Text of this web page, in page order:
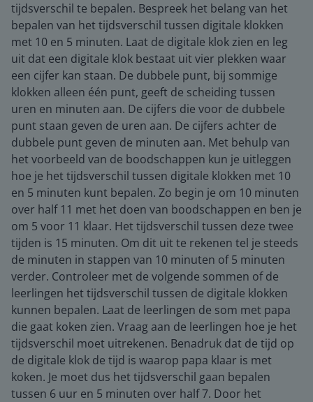
tijdsverschil te bepalen. Bespreek het belang van het
bepalen van het tijdsverschil tussen digitale klokken
met 10 en 5 minuten. Laat de digitale klok zien en leg
uit dat een digitale klok bestaat uit vier plekken waar
een cijfer kan staan. De dubbele punt, bij sommige
klokken alleen één punt, geeft de scheiding tussen
uren en minuten aan. De cijfers die voor de dubbele
punt staan geven de uren aan. De cijfers achter de
dubbele punt geven de minuten aan. Met behulp van
het voorbeeld van de boodschappen kun je uitleggen
hoe je het tijdsverschil tussen digitale klokken met 10
en 5 minuten kunt bepalen. Zo begin je om 10 minuten
over half 11 met het doen van boodschappen en ben je
om 5 voor 11 klaar. Het tijdsverschil tussen deze twee
tijden is 15 minuten. Om dit uit te rekenen tel je steeds
de minuten in stappen van 10 minuten of 5 minuten
verder. Controleer met de volgende sommen of de
leerlingen het tijdsverschil tussen de digitale klokken
kunnen bepalen. Laat de leerlingen de som met papa
die gaat koken zien. Vraag aan de leerlingen hoe je het
tijdsverschil moet uitrekenen. Benadruk dat de tijd op
de digitale klok de tijd is waarop papa klaar is met
koken. Je moet dus het tijdsverschil gaan bepalen
tussen 6 uur en 5 minuten over half 7. Door het